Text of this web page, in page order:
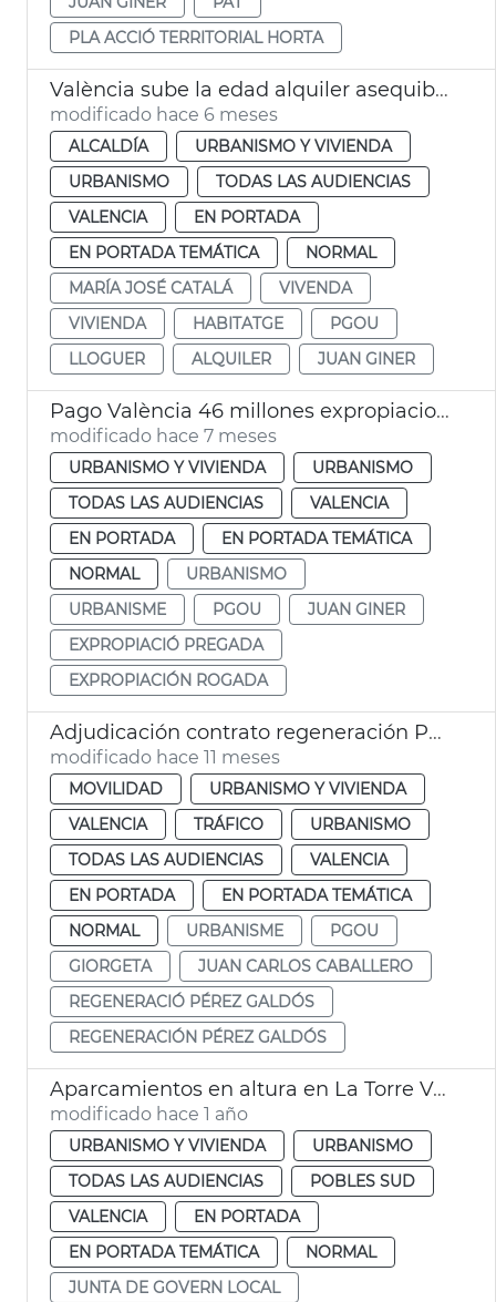
PLA ACCIÓ TERRITORIAL HORTA
València sube la edad alquiler asequible joven a los 45 años
modificado hace 6 meses
ALCALDÍA
URBANISMO Y VIVIENDA
URBANISMO
TODAS LAS AUDIENCIAS
VALENCIA
EN PORTADA
EN PORTADA TEMÁTICA
NORMAL
MARÍA JOSÉ CATALÁ
VIVENDA
VIVIENDA
HABITATGE
PGOU
LLOGUER
ALQUILER JUAN GINER
Pago València 46 millones expropiaciones rogadas
modificado hace 7 meses
URBANISMO Y VIVIENDA
URBANISMO
TODAS LAS AUDIENCIAS
VALENCIA
EN PORTADA
EN PORTADA TEMÁTICA
NORMAL
URBANISMO
URBANISME
PGOU
JUAN GINER
EXPROPIACIÓ PREGADA
EXPROPIACIÓN ROGADA
Adjudicación contrato regeneración Pérez Galdós Giorgeta
modificado hace 11 meses
MOVILIDAD
URBANISMO Y VIVIENDA
VALENCIA
TRÁFICO
URBANISMO
TODAS LAS AUDIENCIAS
VALENCIA
EN PORTADA
EN PORTADA TEMÁTICA
NORMAL
URBANISME
PGOU
GIORGETA
JUAN CARLOS CABALLERO
REGENERACIÓ PÉREZ GALDÓS
REGENERACIÓN PÉREZ GALDÓS
Aparcamientos en altura en La Torre València
modificado hace 1 año
URBANISMO Y VIVIENDA
URBANISMO
TODAS LAS AUDIENCIAS
POBLES SUD
VALENCIA
EN PORTADA
EN PORTADA TEMÁTICA
NORMAL
JUNTA DE GOVERN LOCAL